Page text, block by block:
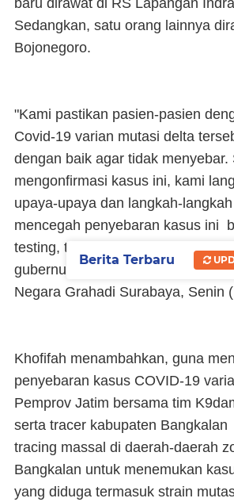
baru dirawat di RS Lapangan
Sedangkan, satu orang lainnya
Bojonegoro.
"Kami pastikan pasien-pasien
Covid-19 varian mutasi delta
dengan baik agar tidak menyebar.
mengonfirmasi kasus ini, kami
upaya-upaya dan langkah-
mencegah penyebaran kasus ini
testing, tracing, treatment
gubernur yang akrab disapa
Negara Grahadi Surabaya, Senin
Khofifah menambahkan, guna
penyebaran kasus COVID-19
Pemprov Jatim bersama tim
serta tracer kabupaten
tracing massal di daerah-daerah
Bangkalan untuk menemukan
yang diduga termasuk strain
Berita Terbaru